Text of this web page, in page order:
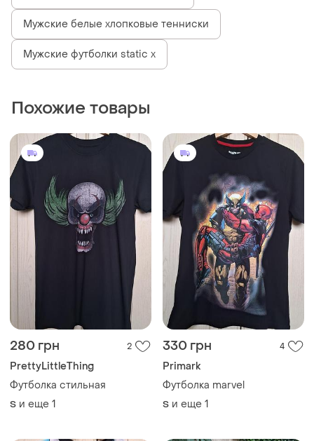
Мужские белые хлопковые тенниски
Мужские футболки static x
Похожие товары
280 грн 2
PrettyLittleThing
Футболка стильная
S и еще 1
330 грн 4
Primark
Футболка marvel
S и еще 1